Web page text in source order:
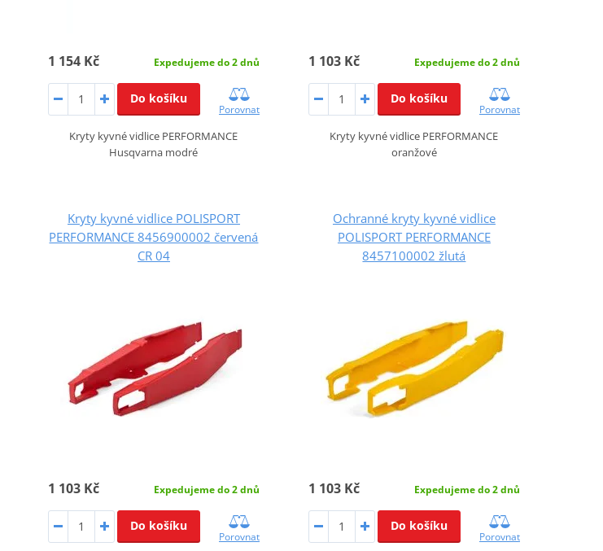
1 154 Kč Expedujeme do 2 dnů
Do košíku
Porovnat
Kryty kyvné vidlice PERFORMANCE
Husqvarna modré
1 103 Kč Expedujeme do 2 dnů
Do košíku
Porovnat
Kryty kyvné vidlice PERFORMANCE
oranžové
Kryty kyvné vidlice POLISPORT
PERFORMANCE 8456900002 červená
CR 04
1 103 Kč Expedujeme do 2 dnů
Do košíku
Porovnat
Ochranné kryty kyvné vidlice
POLISPORT PERFORMANCE
8457100002 žlutá
1 103 Kč Expedujeme do 2 dnů
Do košíku
Porovnat